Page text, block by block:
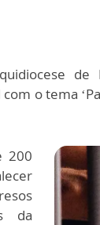
o tema
200
da